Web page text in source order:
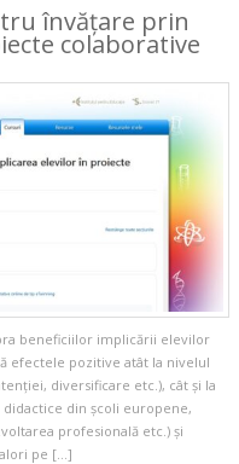
învățare prin
colaborative
beneficiilor implicării elevilor
efectele pozitive atât la nivelul
diversificare etc.), cât și la
din școli europene,
profesională etc.) și
pe […]